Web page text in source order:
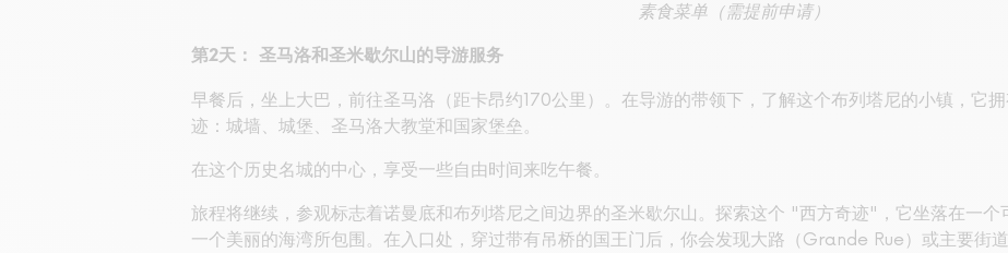
素食菜单（需提前申请）
第2天： 圣马洛和圣米歇尔山的导游服务
早餐后，坐上大巴，前往圣马洛（距卡昂约170公里）。在导游的带领下，了解这个布列塔尼的小镇，它
迹：城墙、城堡、圣马洛大教堂和国家堡垒。
在这个历史名城的中心，享受一些自由时间来吃午餐。
旅程将继续，参观标志着诺曼底和布列塔尼之间边界的圣米歇尔山。探索这个 "西方奇迹"，它坐落在一个
一个美丽的海湾所包围。在入口处，穿过带有吊桥的国王门后，你会发现大路（Grande Rue）或主要街